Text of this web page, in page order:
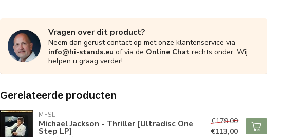
Vragen over dit product?
Neem dan gerust contact op met onze klantenservice via
info@hi-stands.eu of via de Online Chat rechts onder. Wij
helpen u graag verder!
Gerelateerde producten
MFSL
Michael Jackson - Thriller [Ultradisc One
Step LP]
€179,00
€113,00